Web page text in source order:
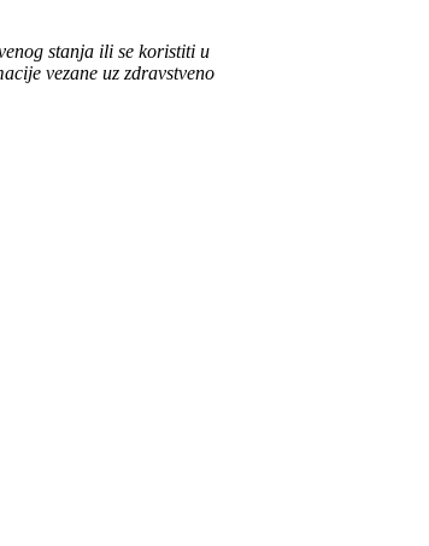
stanja ili se koristiti u
vezane uz zdravstveno